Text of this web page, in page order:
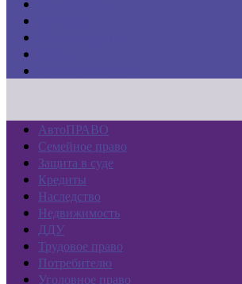
АвтоПРАВО
Семейное право
Защита в суде
Кредиты
Наследство
Недвижимость
ДДУ
Трудовое право
Потребителю
Уголовное право